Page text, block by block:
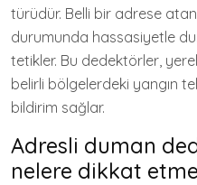
türüdür. Belli bir adrese
durumunda hassasiyetle
tetikler. Bu dedektörler,
belirli bölgelerdeki yangın
bildirim sağlar.
Adresli duman
nelere dikkat